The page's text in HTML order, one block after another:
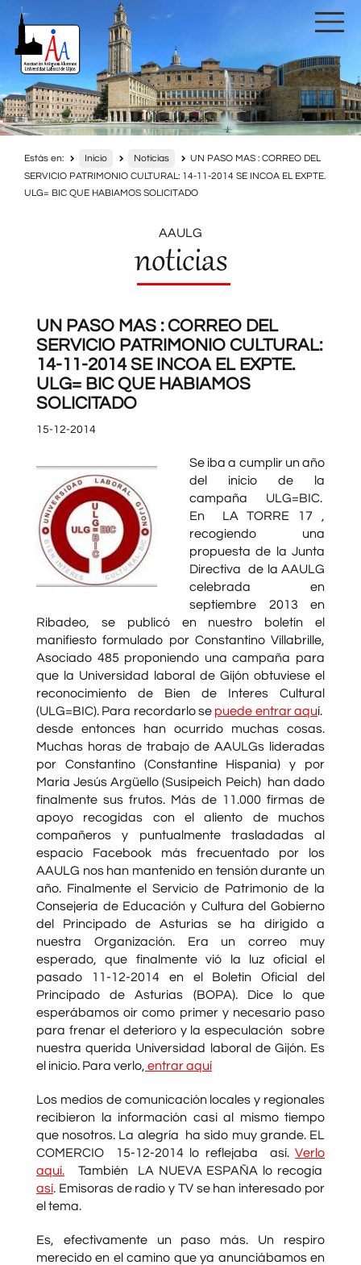
Estás en: Inicio Noticias
UN PASO MAS : CORREO DEL
SERVICIO PATRIMONIO CULTURAL: 14-11-2014 SE INCOA EL EXPTE.
ULG= BIC QUE HABIAMOS SOLICITADO
AAULG
noticias
UN PASO MAS : CORREO DEL
SERVICIO PATRIMONIO CULTURAL:
14-11-2014 SE INCOA EL EXPTE.
ULG= BIC QUE HABIAMOS
SOLICITADO
15-12-2014
Se iba a cumplir un año
del inicio de la
campaña ULG=BIC.
En LA TORRE 17 ,
recogiendo una
propuesta de la Junta
Directiva de la AAULG
celebrada en
septiembre 2013 en
Ribadeo, se publicó en nuestro boletín el
manifiesto formulado por Constantino Villabrille,
Asociado 485 proponiendo una campaña para
que la Universidad laboral de Gijón obtuviese el
reconocimiento de Bien de Interes Cultural
(ULG=BIC). Para recordarlo se puede entrar aquí.
desde entonces han ocurrido muchas cosas.
Muchas horas de trabajo de AAULGs lideradas
por Constantino (Constantine Hispania) y por
Maria Jesús Argüello (Susipeich Peich) han dado
finalmente sus frutos. Más de 11.000 firmas de
apoyo recogidas con el aliento de muchos
compañeros y puntualmente trasladadas al
espacio Facebook más frecuentado por los
AAULG nos han mantenido en tensión durante un
año. Finalmente el Servicio de Patrimonio de la
Consejería de Educación y Cultura del Gobierno
del Principado de Asturias se ha dirigido a
nuestra Organización. Era un correo muy
esperado, que finalmente vió la luz oficial el
pasado 11-12-2014 en el Boletin Oficial del
Principado de Asturias (BOPA). Dice lo que
esperábamos oir como primer y necesario paso
para frenar el deterioro y la especulación sobre
nuestra querida Universidad laboral de Gijón. Es
el inicio. Para verlo, entrar aquí
Los medios de comunicación locales y regionales
recibieron la información casi al mismo tiempo
que nosotros. La alegría ha sido muy grande. EL
COMERCIO 15-12-2014 lo reflejaba así. Verlo
aquí. También LA NUEVA ESPAÑA lo recogía
así. Emisoras de radio y TV se han interesado por
el tema.
Es, efectivamente un paso más. Un respiro
merecido en el camino que ya anunciábamos en